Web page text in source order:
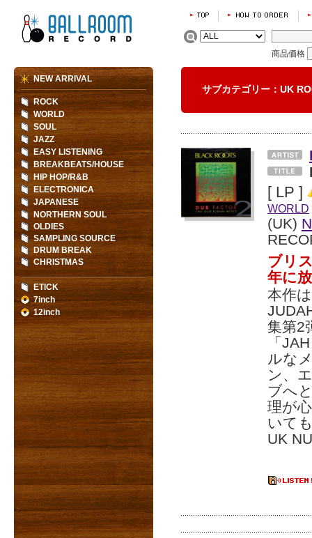
商品価格
サブカテゴリー：UK
[ LP ]
WORLD
(UK)
ブリ
年に
本作
集第2
「
ルな
ン、
ブへ
理が
いて
UK
NEW ARRIVAL
ROCK
WORLD
SOUL
JAZZ
EASY LISTENING
BREAKBEATS/HOUSE
HIP HOP/R&B
ELECTRONICA
JAPANESE
NORTHERN SOUL
OLDIES
SAMPLING SOURCE
DRUM BREAK
CHRISTMAS
ETICK
7inch
12inch